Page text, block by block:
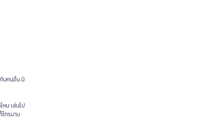
บคนอื่น มิ
หน เล่นไป
ทรมาบ